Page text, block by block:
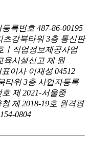
록번호 487-86-00195
츠강북타워 3층 통신판
ㅣ직업정보제공사업
육시설신고 제 원
이사 이재성 04512
타워 3층 사업자등록
제 2021-서울중
제 2018-19호 원격평
0804